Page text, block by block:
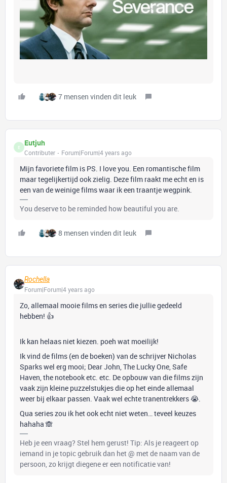
7 mensen vinden dit leuk
E Eutjuh
Contributer Forum|Forum|4 years ago
Mijn favoriete film is PS. I love you. Een romantische film
maar tegelijkertijd ook zielig. Deze film raakt me echt en is
een van de weinige films waar ik een traantje wegpink.
You deserve to be reminded how beautiful you are.
8 mensen vinden dit leuk
Rochella
Forum|Forum|4 years ago
Zo, allemaal mooie films en series die jullie gedeeld
hebben! 👍
Ik kan helaas niet kiezen. poeh wat moeilijk!
Ik vind de films (en de boeken) van de schrijver Nicholas
Sparks wel erg mooi; Dear John, The Lucky One, Safe
Haven, the notebook etc. etc. De opbouw van die films zijn
vaak zijn kleine puzzelstukjes die op het einde allemaal
weer bij elkaar passen. Vaak wel echte tranentrekkers 😭.
Qua series zou ik het ook echt niet wet​​​​​​en… teveel keuzes
hahaha 🙈
Heb je een vraag? Stel hem gerust! Tip: Als je reageert op
iemand in je topic gebruik dan het @ met de naam van de
persoon, zo krijgt diegene er een notificatie van!